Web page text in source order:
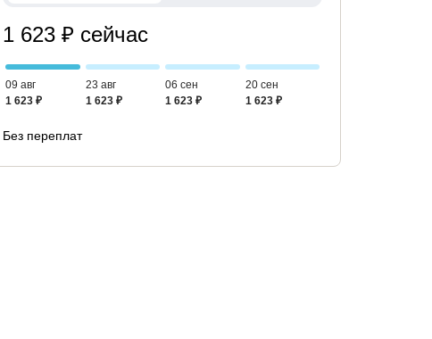
1 623 ₽ сейчас
09 авг
1 623 ₽
23 авг
1 623 ₽
06 сен
1 623 ₽
20 сен
1 623 ₽
Без переплат